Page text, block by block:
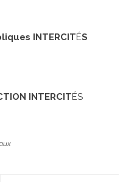
INTERCITÉS
INTERCITÉS